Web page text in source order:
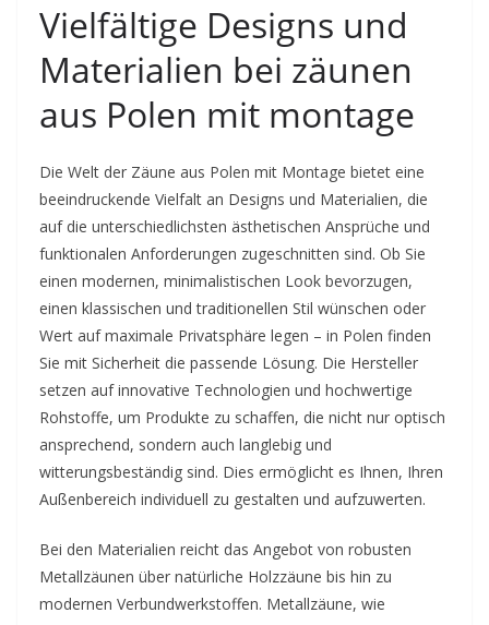
Vielfältige Designs und
Materialien bei zäunen
aus Polen mit montage
Die Welt der Zäune aus Polen mit Montage bietet eine
beeindruckende Vielfalt an Designs und Materialien, die
auf die unterschiedlichsten ästhetischen Ansprüche und
funktionalen Anforderungen zugeschnitten sind. Ob Sie
einen modernen, minimalistischen Look bevorzugen,
einen klassischen und traditionellen Stil wünschen oder
Wert auf maximale Privatsphäre legen – in Polen finden
Sie mit Sicherheit die passende Lösung. Die Hersteller
setzen auf innovative Technologien und hochwertige
Rohstoffe, um Produkte zu schaffen, die nicht nur optisch
ansprechend, sondern auch langlebig und
witterungsbeständig sind. Dies ermöglicht es Ihnen, Ihren
Außenbereich individuell zu gestalten und aufzuwerten.
Bei den Materialien reicht das Angebot von robusten
Metallzäunen über natürliche Holzzäune bis hin zu
modernen Verbundwerkstoffen. Metallzäune, wie